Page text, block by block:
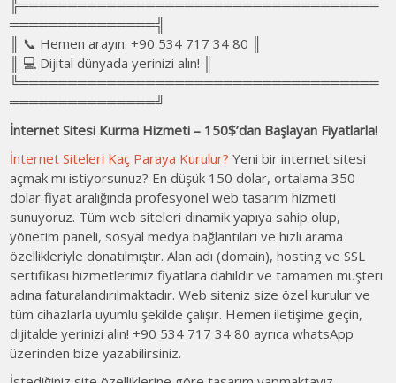
╠═════════════════════════════════════
═══════════════╣
║ 📞 Hemen arayın: +90 534 717 34 80 ║
║ 💻 Dijital dünyada yerinizi alın! ║
╚═════════════════════════════════════
═══════════════╝
İnternet Sitesi Kurma Hizmeti – 150$’dan Başlayan Fiyatlarla!
İnternet Siteleri Kaç Paraya Kurulur? Yeni bir internet sitesi
açmak mı istiyorsunuz? En düşük 150 dolar, ortalama 350
dolar fiyat aralığında profesyonel web tasarım hizmeti
sunuyoruz. Tüm web siteleri dinamik yapıya sahip olup,
yönetim paneli, sosyal medya bağlantıları ve hızlı arama
özellikleriyle donatılmıştır. Alan adı (domain), hosting ve SSL
sertifikası hizmetlerimiz fiyatlara dahildir ve tamamen müşteri
adına faturalandırılmaktadır. Web siteniz size özel kurulur ve
tüm cihazlarla uyumlu şekilde çalışır. Hemen iletişime geçin,
dijitalde yerinizi alın! +90 534 717 34 80 ayrıca whatsApp
üzerinden bize yazabilirsiniz.